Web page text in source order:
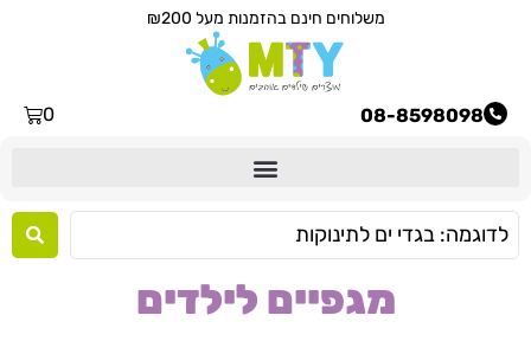
משלוחים חינם בהזמנות מעל ₪200
08-8598098
0
מגפיים לילדים